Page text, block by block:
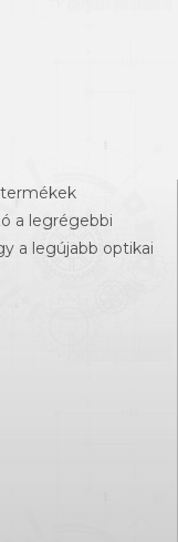
a legrégebbi
a legújabb optikai